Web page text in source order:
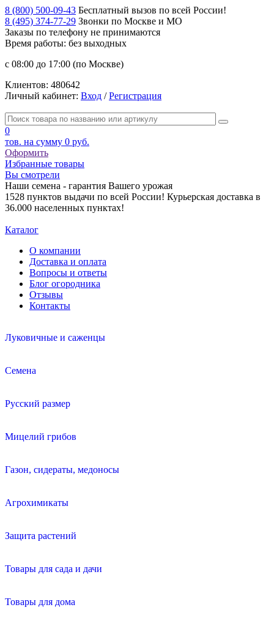
8 (800) 500-09-43 Бесплатный вызов по всей России!
8 (495) 374-77-29 Звонки по Москве и МО
Заказы по телефону не принимаются
Время работы: без выходных
с 08:00 до 17:00 (по Москве)
Клиентов: 480642
Личный кабинет: Вход /Регистрация
0
тов. на сумму 0 руб.
Оформить
Избранные товары
Вы смотрели
Наши семена - гарантия Вашего урожая
1528 пунктов выдачи по всей России! Курьерская доставка в
36.000 населенных пунктах!
Каталог
О компании
Доставка и оплата
Вопросы и ответы
Блог огородника
Отзывы
Контакты
Луковичные и саженцы
Семена
Русский размер
Мицелий грибов
Газон, сидераты, медоносы
Агрохимикаты
Защита растений
Товары для сада и дачи
Товары для дома